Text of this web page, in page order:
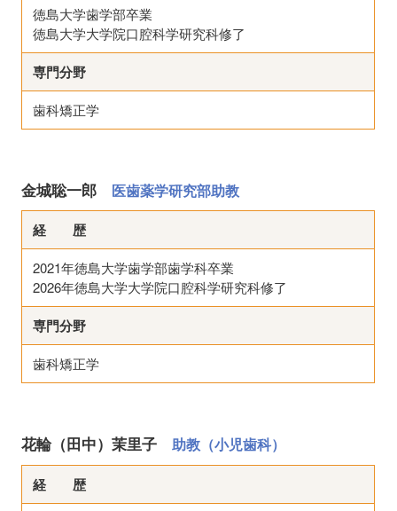
徳島大学歯学部卒業
徳島大学大学院口腔科学研究科修了
専門分野
歯科矯正学
金城聡一郎 医歯薬学研究部助教
経 歴
2021年徳島大学歯学部歯学科卒業
2026年徳島大学大学院口腔科学研究科修了
専門分野
歯科矯正学
花輪（田中）茉里子助教（小児歯科）
経 歴